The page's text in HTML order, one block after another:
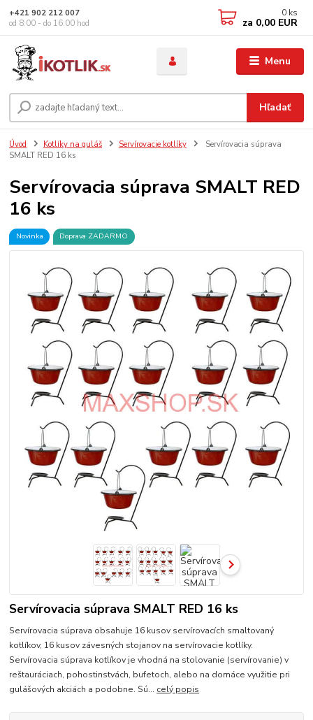
Menu
Hľadať
+421 902 212 007
od 8:00 - do 16:00 hod
0 ks
za 0,00 EUR
Úvod Kotlíky na guláš Servírovacie kotlíky
Servírovacia súprava
SMALT RED 16 ks
Servírovacia súprava SMALT RED
16 ks
Novinka Doprava ZADARMO
Servírovacia súprava SMALT RED 16 ks
Servírovacia súprava obsahuje 16 kusov servírovacích smaltovaný
kotlíkov, 16 kusov závesných stojanov na servírovacie kotlíky.
Servírovacia súprava kotlíkov je vhodná na stolovanie (servírovanie) v
reštauráciach, pohostinstvách, bufetoch, alebo na domáce využitie pri
gulášových akciách a podobne. Sú... celý popis